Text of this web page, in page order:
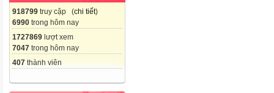
918799 truy cập (chi tiết)
6990 trong hôm nay
1727869 lượt xem
7047 trong hôm nay
407 thành viên